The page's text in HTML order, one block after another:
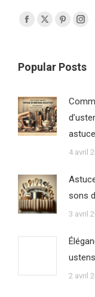
La
s'ouvre
une
nouvelle
fenêtre
La
s'ouvre
une
nouvelle
fenêtre
La
s'ouvre
une
nouvelle
fenêtre
La
une
Popular Posts
4 avril
sons
3 avril
2 avril